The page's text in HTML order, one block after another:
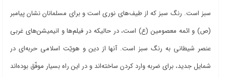
سبز است. رنگ سبز که از طیفهای نوری است و برای مسلمانان نشان پیامبر
(ص) و ائمه معصومین (ع) است، در حالیکه در فیلمها و انیمیشنهای غربی
عنصر شیطانی به رنگ سبز است. آنها از دین و هویّت اسلامی حربهای در
شمایل جدید، برای ضربه وارد کردن ساختهاند و در این راه بسیار موفّق بودهاند